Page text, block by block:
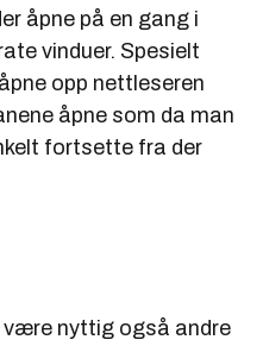
åpne på en gang i
vinduer. Spesielt
opp nettleseren
åpne som da man
fortsette fra der
være nyttig også andre